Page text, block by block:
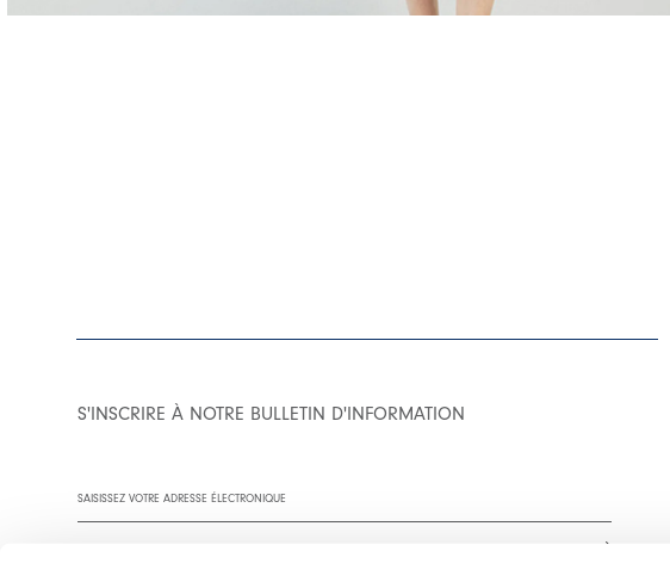
S'INSCRIRE À NOTRE BULLETIN D'INFORMATION